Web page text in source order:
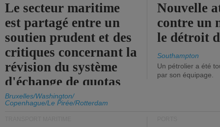
Le secteur maritime
est partagé entre un
soutien prudent et des
critiques concernant la
révision du système
d'échange de quotas
d'émission de l'UE.
Bruxelles/Washington/
Copenhague/Le Pirée/Rotterdam
Nouvelle
contre un
le détroit
Southampton
Un pétrolier a été
par son équipage.